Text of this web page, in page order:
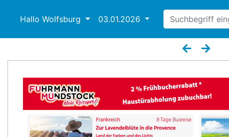
Hallo Wolfsburg 03.01.2026